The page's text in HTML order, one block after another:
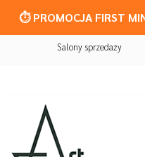
⏱️ PROMOCJA FIRST
Salony sprzedaży